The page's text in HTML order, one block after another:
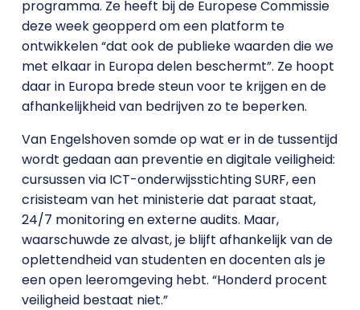
programma. Ze heeft bij de Europese Commissie
deze week geopperd om een platform te
ontwikkelen “dat ook de publieke waarden die we
met elkaar in Europa delen beschermt”. Ze hoopt
daar in Europa brede steun voor te krijgen en de
afhankelijkheid van bedrijven zo te beperken.
Van Engelshoven somde op wat er in de tussentijd
wordt gedaan aan preventie en digitale veiligheid:
cursussen via ICT-onderwijsstichting SURF, een
crisisteam van het ministerie dat paraat staat,
24/7 monitoring en externe audits. Maar,
waarschuwde ze alvast, je blijft afhankelijk van de
oplettendheid van studenten en docenten als je
een open leeromgeving hebt. “Honderd procent
veiligheid bestaat niet.”